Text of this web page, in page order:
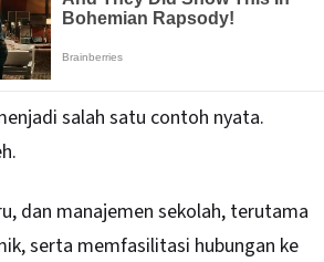
salah satu contoh nyata.
dan manajemen sekolah, terutama
serta memfasilitasi hubungan ke